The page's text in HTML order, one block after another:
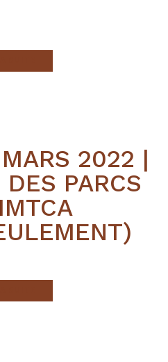
2022 |
PARCS